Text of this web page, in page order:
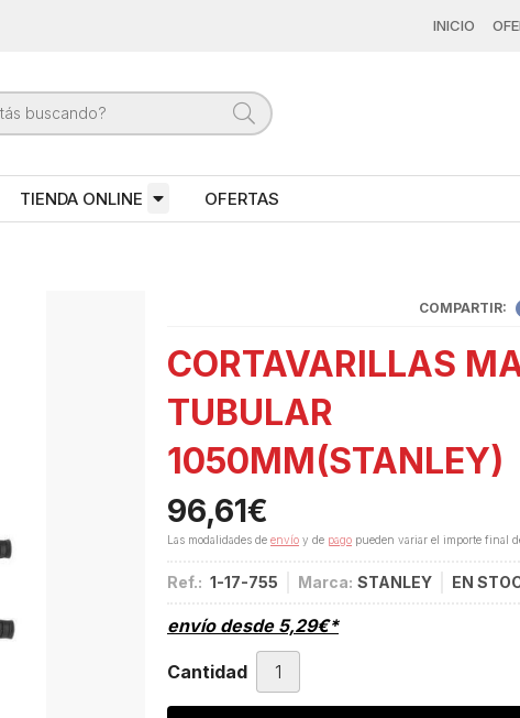
INICIO
TIENDA ONLINE OFERTAS
COMPARTIR:
CORTAVARILLAS
TUBULAR
1050MM(STANLEY)
96,61€
Las modalidades de envío y de pago pueden variar el importe final
Ref.: 1-17-755 Marca: STANLEY EN
envío desde 5,29€*
Cantidad